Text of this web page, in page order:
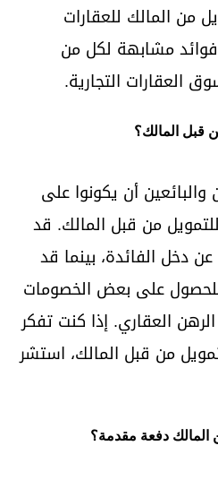
من المالك للعقارات
مشابهة لكل من
العقارات التجارية.
قبل المالك؟
أن يكونوا على
للتمويل من قبل المالك. قد
عن دخل الفائدة، بينما قد
على بعض الخصومات
العقاري. إذا كنت تفكر
من قبل المالك، استشر
دفعة مقدمة؟